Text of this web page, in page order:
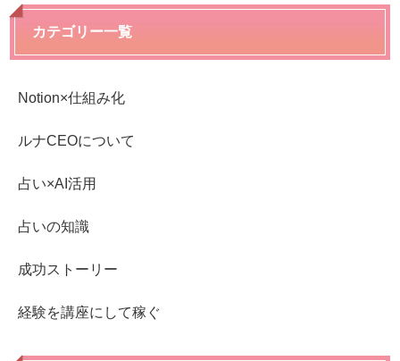
カテゴリー一覧
Notion×仕組み化
ルナCEOについて
占い×AI活用
占いの知識
成功ストーリー
経験を講座にして稼ぐ